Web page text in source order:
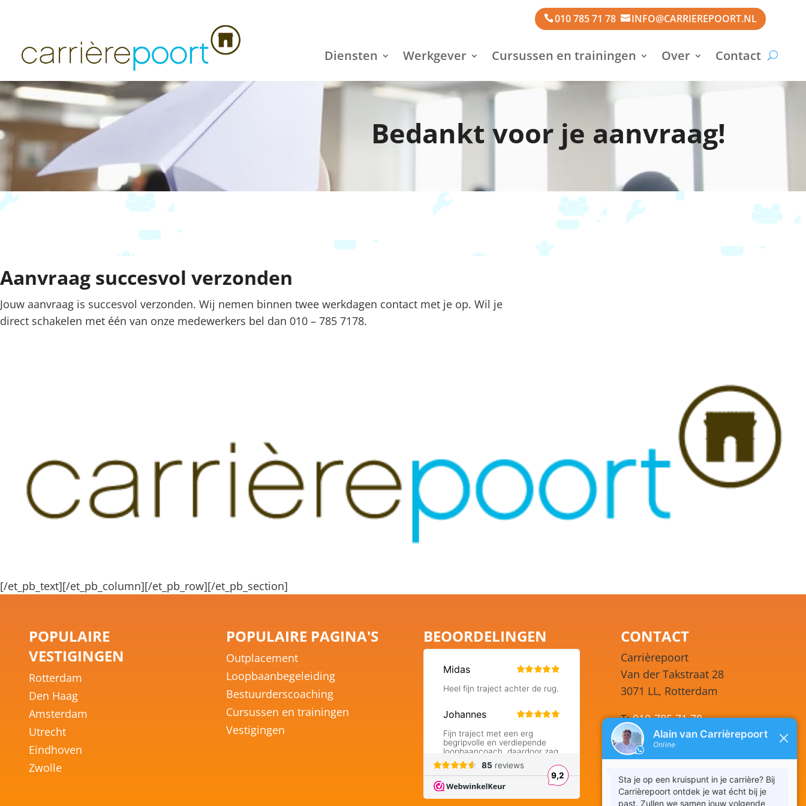
010 785 71 78 INFO@CARRIEREPOORT.NL
Diensten Werkgever Cursussen en trainingen Over Contact
Bedankt voor je aanvraag!
Aanvraag succesvol verzonden
Jouw aanvraag is succesvol verzonden. Wij nemen binnen twee werkdagen contact met je op. Wil je
direct schakelen met één van onze medewerkers bel dan 010 – 785 7178.
[/et_pb_text][/et_pb_column][/et_pb_row][/et_pb_section]
POPULAIRE
VESTIGINGEN
Rotterdam
Den Haag
Amsterdam
Utrecht
Eindhoven
Zwolle
POPULAIRE PAGINA'S
Outplacement
Loopbaanbegeleiding
Bestuurderscoaching
Cursussen en trainingen
Vestigingen
BEOORDELINGEN CONTACT
Carrièrepoort
Van der Takstraat 28
3071 LL, Rotterdam
T:010-785 71 78
WhatsApp:06 248 77 351
Ma – Vr 09.00 – 17.00
KvK: 54157587